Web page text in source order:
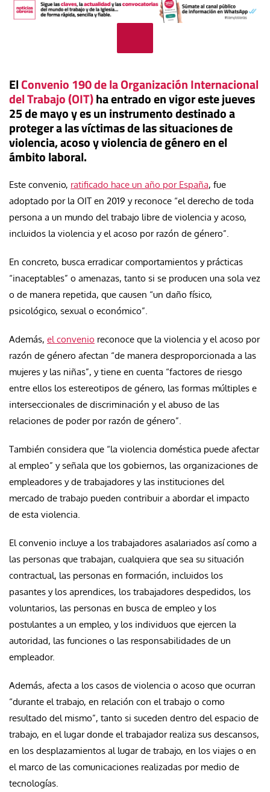
ElConvenio 190 de la Organización Internacional
del Trabajo (OIT)ha entrado en vigor este jueves
25 de mayo y es un instrumento destinado a
proteger a las víctimas de las situaciones de
violencia, acoso y violencia de género en el
ámbito laboral.
Este convenio, ratificado hace un año por España, fue
adoptado por la OIT en 2019 y reconoce “el derecho de toda
persona a un mundo del trabajo libre de violencia y acoso,
incluidos la violencia y el acoso por razón de género”.
En concreto, busca erradicar comportamientos y prácticas
“inaceptables” o amenazas, tanto si se producen una sola vez
o de manera repetida, que causen “un daño físico,
psicológico, sexual o económico”.
Además, el convenio reconoce que la violencia y el acoso por
razón de género afectan “de manera desproporcionada a las
mujeres y las niñas”, y tiene en cuenta “factores de riesgo
entre ellos los estereotipos de género, las formas múltiples e
interseccionales de discriminación y el abuso de las
relaciones de poder por razón de género”.
También considera que “la violencia doméstica puede afectar
al empleo” y señala que los gobiernos, las organizaciones de
empleadores y de trabajadores y las instituciones del
mercado de trabajo pueden contribuir a abordar el impacto
de esta violencia.
El convenio incluye a los trabajadores asalariados así como a
las personas que trabajan, cualquiera que sea su situación
contractual, las personas en formación, incluidos los
pasantes y los aprendices, los trabajadores despedidos, los
voluntarios, las personas en busca de empleo y los
postulantes a un empleo, y los individuos que ejercen la
autoridad, las funciones o las responsabilidades de un
empleador.
Además, afecta a los casos de violencia o acoso que ocurran
“durante el trabajo, en relación con el trabajo o como
resultado del mismo”, tanto si suceden dentro del espacio de
trabajo, en el lugar donde el trabajador realiza sus descansos,
en los desplazamientos al lugar de trabajo, en los viajes o en
el marco de las comunicaciones realizadas por medio de
tecnologías.